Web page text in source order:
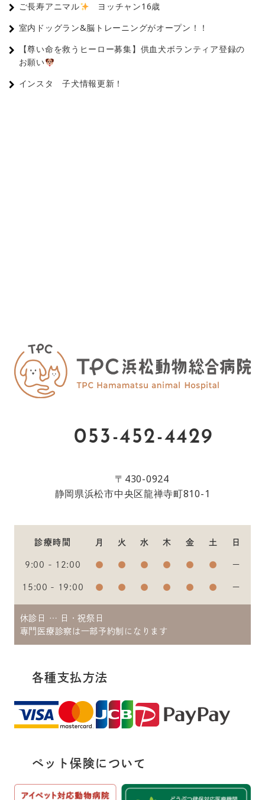
ご長寿アニマル
ヨッチャン16歳
室内ドッグラン&脳トレーニングがオープン！！
【尊い命を救うヒーロー募集】供血犬ボランティア登録の
お願い
インスタ 子犬情報更新！
053-452-4429
〒430-0924
静岡県浜松市中央区龍禅寺町810-1
診療時間 月 火 水 木 金 土 日
9:00 - 12:00 ● ● ● ● ● ● ー
15:00 - 19:00 ● ● ● ● ● ● ー
休診日 … 日・祝祭日
専門医療診察は一部予約制になります
各種支払方法
ペット保険について